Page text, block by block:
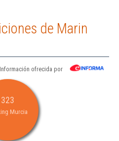
de Marin
Información ofrecida por
323
Murcia